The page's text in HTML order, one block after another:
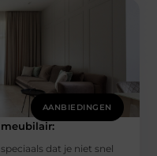
AANBIEDINGEN
dat je niet snel